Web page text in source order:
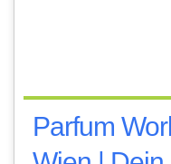
Parfum